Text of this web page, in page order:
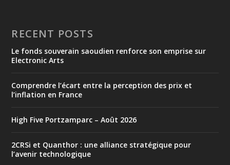
RECENT POSTS
Le fonds souverain saoudien renforce son emprise sur
Electronic Arts
Comprendre l’écart entre la perception des prix et
l’inflation en France
High Five Portzamparc – Août 2026
2CRSi et Quanthor : une alliance stratégique pour
l’avenir technologique